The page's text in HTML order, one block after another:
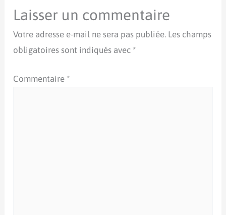
Laisser un commentaire
Votre adresse e-mail ne sera pas publiée. Les champs
obligatoires sont indiqués avec *
Commentaire *